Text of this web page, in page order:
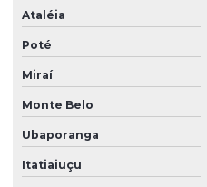
Ataléia
Poté
Miraí
Monte Belo
Ubaporanga
Itatiaiuçu